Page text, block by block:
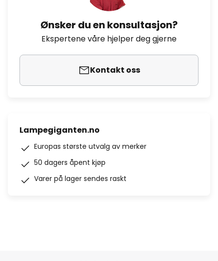
Ønsker du en konsultasjon?
Ekspertene våre hjelper deg gjerne
Kontakt oss
Lampegiganten.no
Europas største utvalg av merker
50 dagers åpent kjøp
Varer på lager sendes raskt